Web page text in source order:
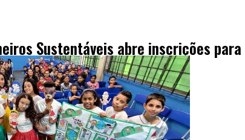
Sustentáveis abre inscrições